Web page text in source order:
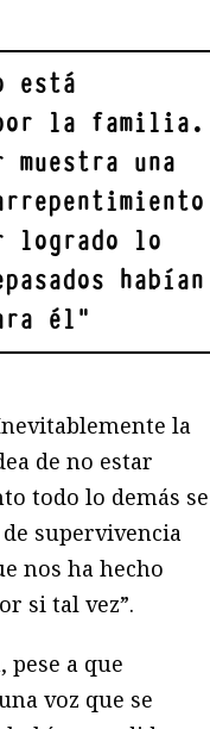
está
la familia.
muestra una
logrado lo
habían
él"
la
de no estar
todo lo demás se
supervivencia
nos ha hecho
si tal vez”.
pese a que
voz que se